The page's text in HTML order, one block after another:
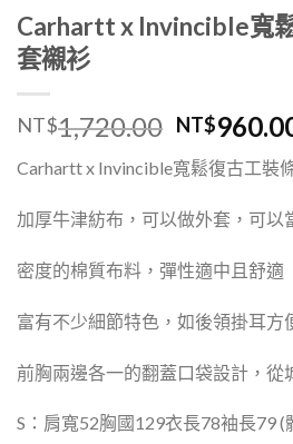
Carhartt x Invincible寬
套襯衫
NT$1,720.00 NT$
Carhartt x Invincible寬鬆復古工裝
加厚牛津紡布，可以做外套，可以
密度的棉質布料，彈性適中且舒適
富有不少細節特色，如後領掛耳方
前胸兩邊各一的翻蓋口袋設計，從
S：肩寬52胸國129衣長78袖長79 (